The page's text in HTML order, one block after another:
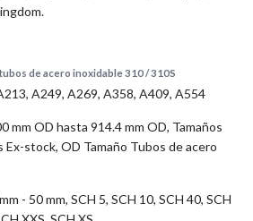
de acero inoxidable 310 / 310S
A249, A269, A358, A409, A554
mm OD hasta 914.4 mm OD, Tamaños
stock, OD Tamaño Tubos de acero
- 50 mm, SCH 5, SCH 10, SCH 40, SCH